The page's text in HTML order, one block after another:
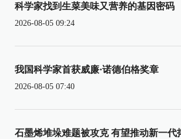
科学家找到生菜美味又营养的基因密码
2026-08-05 09:24
我国科学家首获威廉·诺德伯格奖章
2026-08-05 07:40
石墨烯堆垛难题被攻克 有望推动新一代